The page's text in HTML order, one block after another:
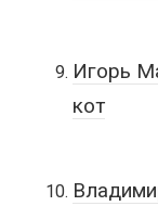
Игорь
кот